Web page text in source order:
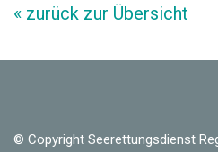
« zurück zur Übersicht
© Copyright Seerettungsdienst